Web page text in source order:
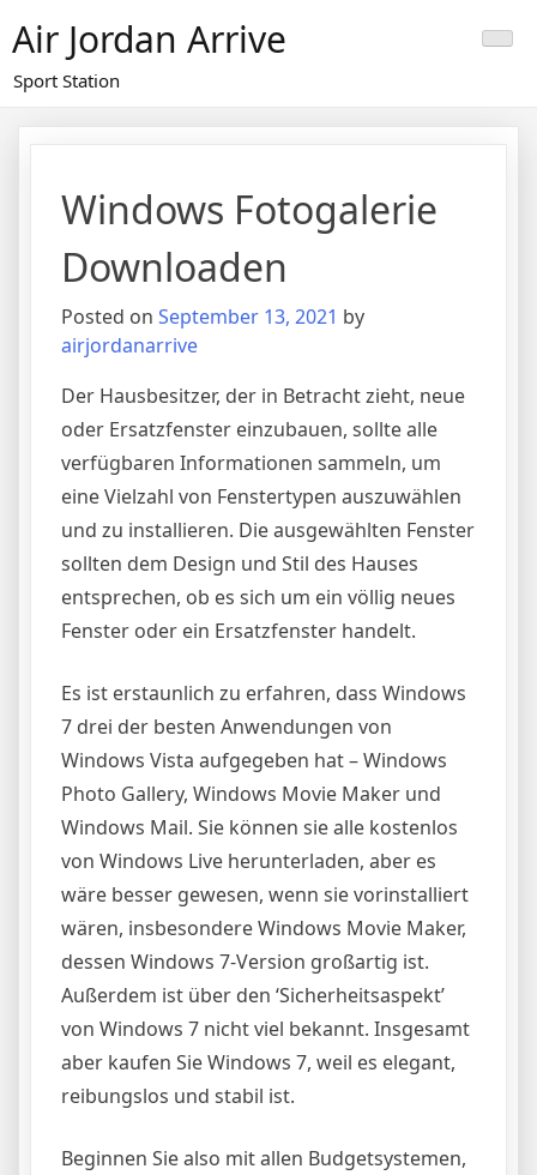
to
content
Air Jordan Arrive
Sport Station
Windows Fotogalerie
Downloaden
Posted on September 13, 2021 by
airjordanarrive
Der Hausbesitzer, der in Betracht zieht, neue
oder Ersatzfenster einzubauen, sollte alle
verfügbaren Informationen sammeln, um
eine Vielzahl von Fenstertypen auszuwählen
und zu installieren. Die ausgewählten Fenster
sollten dem Design und Stil des Hauses
entsprechen, ob es sich um ein völlig neues
Fenster oder ein Ersatzfenster handelt.
Es ist erstaunlich zu erfahren, dass Windows
7 drei der besten Anwendungen von
Windows Vista aufgegeben hat – Windows
Photo Gallery, Windows Movie Maker und
Windows Mail. Sie können sie alle kostenlos
von Windows Live herunterladen, aber es
wäre besser gewesen, wenn sie vorinstalliert
wären, insbesondere Windows Movie Maker,
dessen Windows 7-Version großartig ist.
Außerdem ist über den ‘Sicherheitsaspekt’
von Windows 7 nicht viel bekannt. Insgesamt
aber kaufen Sie Windows 7, weil es elegant,
reibungslos und stabil ist.
Beginnen Sie also mit allen Budgetsystemen,